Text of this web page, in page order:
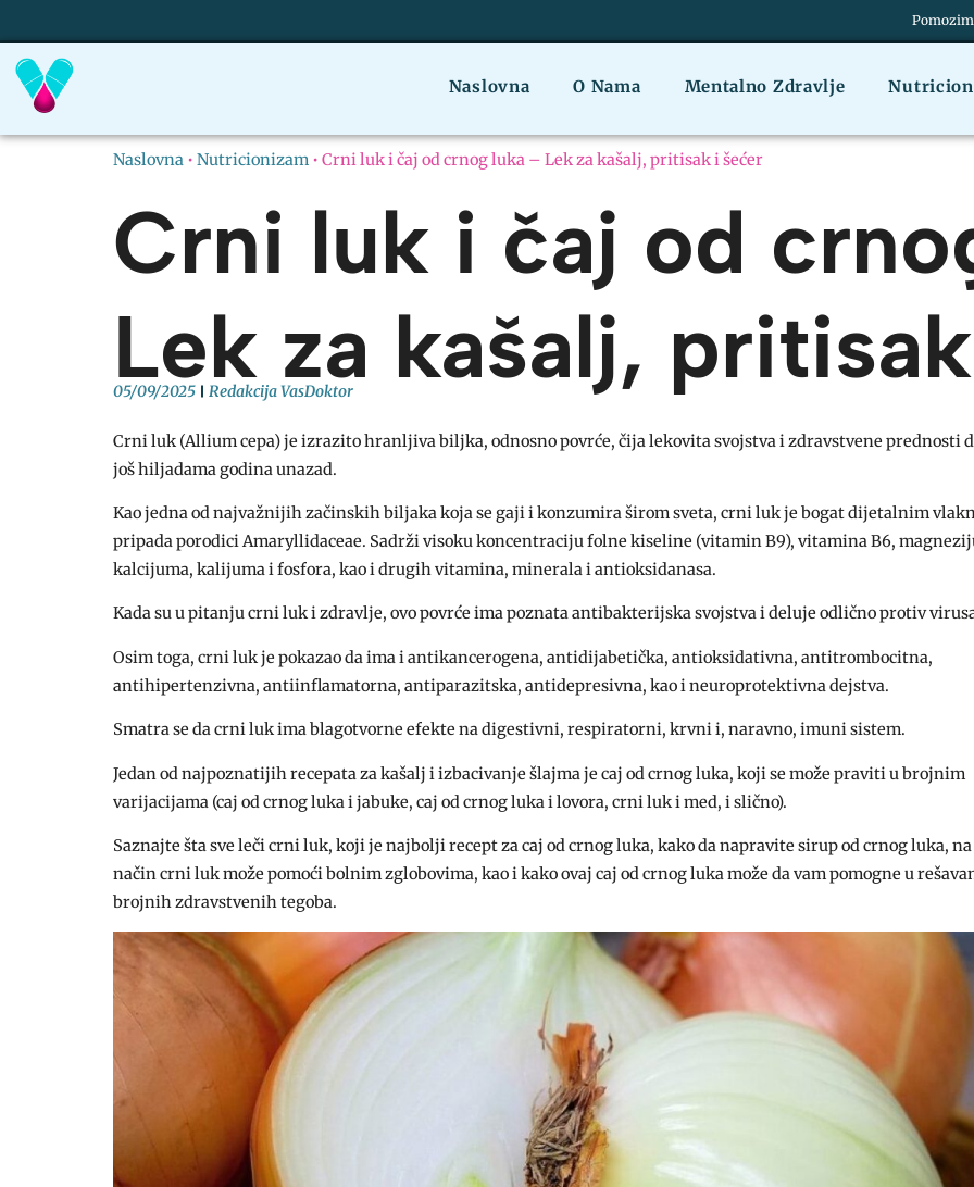
Naslovna O Nama Mentalno Zdravlje
Naslovna •Nutricionizam •Crni luk i čaj od crnog luka – Lek za kašalj, pritisak i šećer
Crni luk i čaj od
Lek za kašalj,
05/09/2025 Redakcija VasDoktor
Crni luk (Allium cepa) je izrazito hranljiva biljka, odnosno povrće, čija lekovita svojstva i zdravstvene prednosti
još hiljadama godina unazad.
Kao jedna od najvažnijih začinskih biljaka koja se gaji i konzumira širom sveta, crni luk je bogat dijetalnim
pripada porodici Amaryllidaceae. Sadrži visoku koncentraciju folne kiseline (vitamin B9), vitamina B6,
kalcijuma, kalijuma i fosfora, kao i drugih vitamina, minerala i antioksidanasa.
Kada su u pitanju crni luk i zdravlje, ovo povrće ima poznata antibakterijska svojstva i deluje odlično protiv
Osim toga, crni luk je pokazao da ima i antikancerogena, antidijabetička, antioksidativna, antitrombocitna,
antihipertenzivna, antiinflamatorna, antiparazitska, antidepresivna, kao i neuroprotektivna dejstva.
Smatra se da crni luk ima blagotvorne efekte na digestivni, respiratorni, krvni i, naravno, imuni sistem.
Jedan od najpoznatijih recepata za kašalj i izbacivanje šlajma je caj od crnog luka, koji se može praviti u brojnim
varijacijama (caj od crnog luka i jabuke, caj od crnog luka i lovora, crni luk i med, i slično).
Saznajte šta sve leči crni luk, koji je najbolji recept za caj od crnog luka, kako da napravite sirup od crnog luka,
način crni luk može pomoći bolnim zglobovima, kao i kako ovaj caj od crnog luka može da vam pomogne u
brojnih zdravstvenih tegoba.